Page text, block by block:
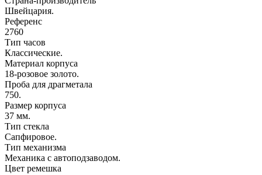
Швейцария.
Референс
2760
Тип часов
Классические.
Материал корпуса
18-розовое золото.
Проба для драгметала
750.
Размер корпуса
37 мм.
Тип стекла
Сапфировое.
Тип механизма
Механика с автоподзаводом.
Цвет ремешка